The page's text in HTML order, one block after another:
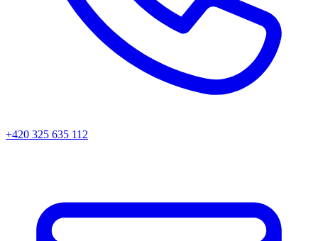
+420 325 635 112